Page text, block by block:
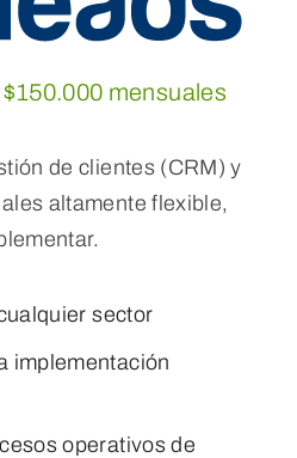
mensuales
de clientes (CRM) y
altamente flexible,
sector
implementación
operativos de